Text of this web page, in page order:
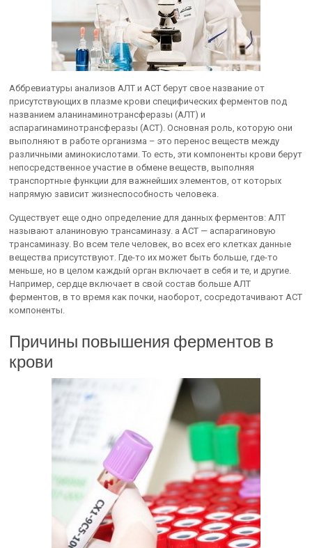
Аббревиатуры анализов АЛТ и АСТ берут свое название от
присутствующих в плазме крови специфических ферментов под
названием аланинаминотрансферазы (АЛТ) и
аспарагинаминотрансферазы (АСТ). Основная роль, которую они
выполняют в работе организма – это перенос веществ между
различными аминокислотами. То есть, эти компоненты крови берут
непосредственное участие в обмене веществ, выполняя
транспортные функции для важнейших элементов, от которых
напрямую зависит жизнеспособность человека.
Существует еще одно определение для данных ферментов: АЛТ
называют аланиновую трансаминазу. а АСТ — аспарагиновую
трансаминазу. Во всем теле человек, во всех его клетках данные
вещества присутствуют. Где-то их может быть больше, где-то
меньше, но в целом каждый орган включает в себя и те, и другие.
Например, сердце включает в свой состав больше АЛТ
ферментов, в то время как почки, наоборот, сосредотачивают АСТ
компоненты.
Причины повышения ферментов в
крови